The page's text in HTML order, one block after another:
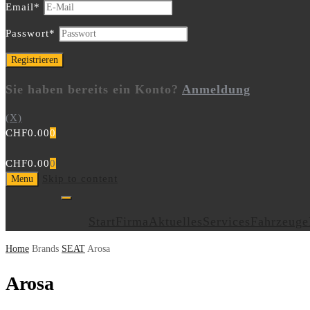
Email*
Passwort*
Sie haben bereits ein Konto? Anmeldung
(X)
CHF0.000
CHF0.000
Menu
Home Brands SEAT Arosa
Arosa